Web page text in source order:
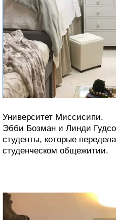
Университет Миссисипи.
Эбби Бозман и Линди
студенты, которые
студенческом общежитии.